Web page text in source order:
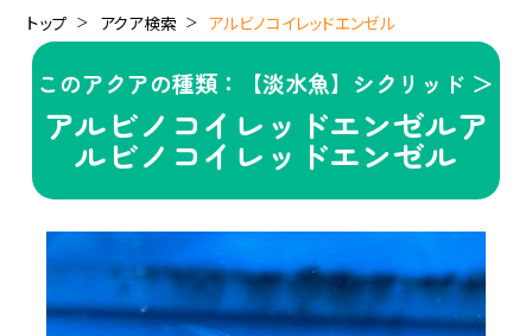
トップ アクア検索 アルビノコイレッドエンゼル
このアクアの種類：【淡水魚】シクリッド ＞
アルビノコイレッドエンゼルア
ルビノコイレッドエンゼル